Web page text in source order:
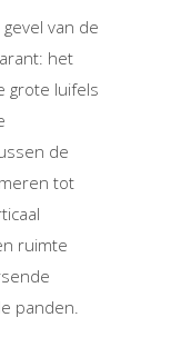
van de
het
grote luifels
de
tot
ruimte
panden.